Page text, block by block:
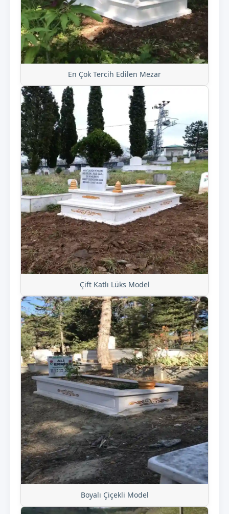
En Çok Tercih Edilen Mezar
Çift Katlı Lüks Model
Boyalı Çiçekli Model